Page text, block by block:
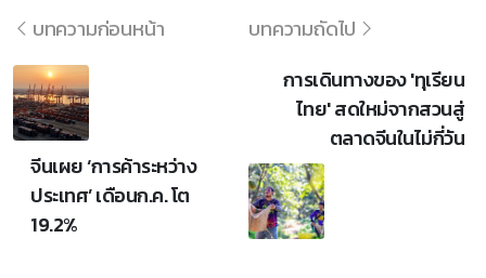
บทความก่อนหน้า
จีนเผย ‘การค้าระหว่าง
ประเทศ’ เดือนก.ค. โต
19.2%
บทความถัดไป
การเดินทางของ 'ทุเรียน
ไทย' สดใหม่จากสวนสู่
ตลาดจีนในไม่กี่วัน